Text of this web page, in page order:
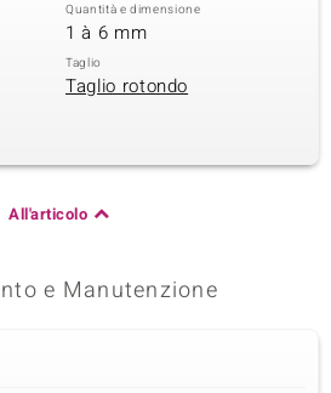
Quantità e dimensione
1 à 6 mm
Taglio
Taglio rotondo
All'articolo
e Manutenzione